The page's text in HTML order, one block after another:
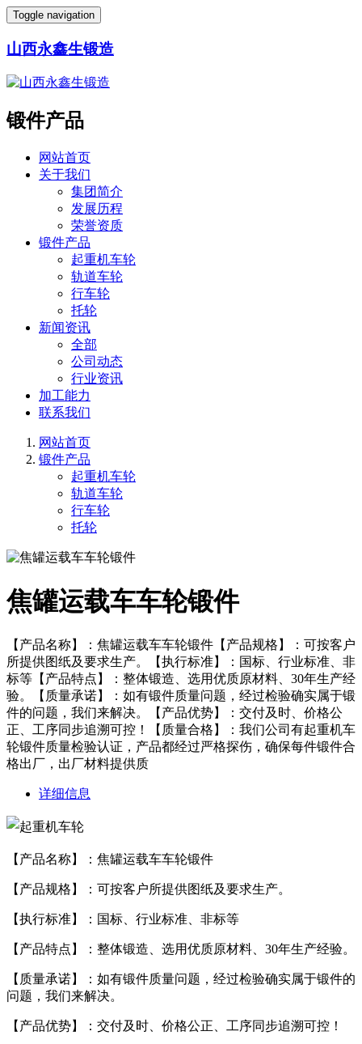
Toggle navigation
山西永鑫生锻造
锻件产品
网站首页
关于我们
集团简介
发展历程
荣誉资质
锻件产品
起重机车轮
轨道车轮
行车轮
托轮
新闻资讯
全部
公司动态
行业资讯
加工能力
联系我们
网站首页
锻件产品
起重机车轮
轨道车轮
行车轮
托轮
焦罐运载车车轮锻件
【产品名称】：焦罐运载车车轮锻件【产品规格】：可按客户
所提供图纸及要求生产。【执行标准】：国标、行业标准、非
标等【产品特点】：整体锻造、选用优质原材料、30年生产经
验。【质量承诺】：如有锻件质量问题，经过检验确实属于锻
件的问题，我们来解决。【产品优势】：交付及时、价格公
正、工序同步追溯可控！【质量合格】：我们公司有起重机车
轮锻件质量检验认证，产品都经过严格探伤，确保每件锻件合
格出厂，出厂材料提供质
详细信息
【产品名称】：焦罐运载车车轮锻件
【产品规格】：可按客户所提供图纸及要求生产。
【执行标准】：国标、行业标准、非标等
【产品特点】：整体锻造、选用优质原材料、30年生产经验。
【质量承诺】：如有锻件质量问题，经过检验确实属于锻件的
问题，我们来解决。
【产品优势】：交付及时、价格公正、工序同步追溯可控！